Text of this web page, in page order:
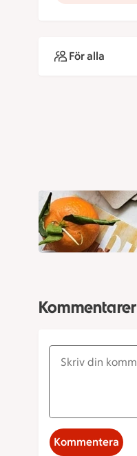
För alla
Kommentarer
Kommentera